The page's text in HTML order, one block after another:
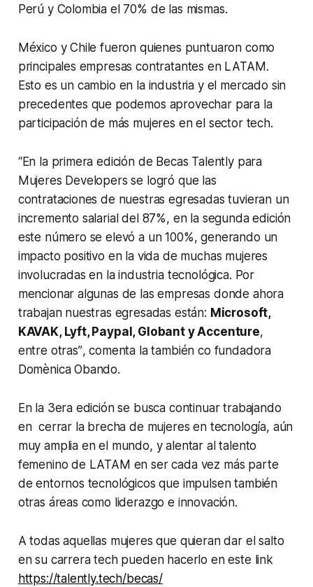
Perú y Colombia el 70% de las mismas.
México y Chile fueron quienes puntuaron como
principales empresas contratantes en LATAM.
Esto es un cambio en la industria y el mercado sin
precedentes que podemos aprovechar para la
participación de más mujeres en el sector tech.
“En la primera edición de Becas Talently para
Mujeres Developers se logró que las
contrataciones de nuestras egresadas tuvieran un
incremento salarial del 87%, en la segunda edición
este número se elevó a un 100%, generando un
impacto positivo en la vida de muchas mujeres
involucradas en la industria tecnológica. Por
mencionar algunas de las empresas donde ahora
trabajan nuestras egresadas están: Microsoft,
KAVAK, Lyft, Paypal, Globant y Accenture,
entre otras”, comenta la también co fundadora
Domènica Obando.
En la 3era edición se busca continuar trabajando
en cerrar la brecha de mujeres en tecnología, aún
muy amplia en el mundo, y alentar al talento
femenino de LATAM en ser cada vez más parte
de entornos tecnológicos que impulsen también
otras áreas como liderazgo e innovación.
A todas aquellas mujeres que quieran dar el salto
en su carrera tech pueden hacerlo en este link
https://talently.tech/becas/